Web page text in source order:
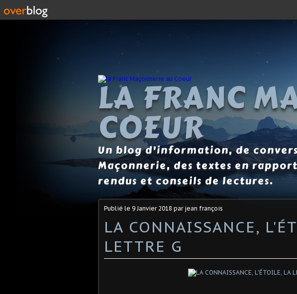
LA FRANC
COEUR
Un blog d'information, de
Maçonnerie, des textes en
rendus et conseils de lectures.
Publié le 9 Janvier 2018 par jean françois
LA CONNAISSANCE,
LETTRE G